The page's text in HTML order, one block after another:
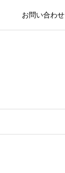
お問い合わせ